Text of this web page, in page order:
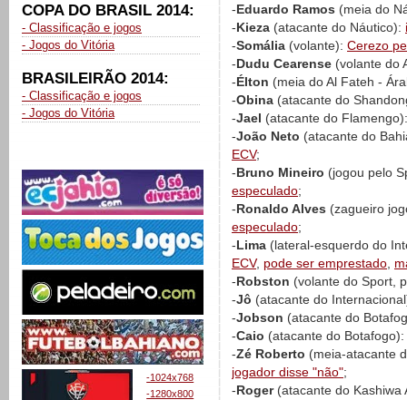
COPA DO BRASIL 2014:
- Classificação e jogos
- Jogos do Vitória
BRASILEIRÃO 2014:
- Classificação e jogos
- Jogos do Vitória
-1024x768
-1280x800
-Eduardo Ramos (meia do
-Kieza (atacante do Náutico):
-Somália (volante): Cerezo
-Dudu Cearense (volante do
-Élton (meia do Al Fateh -
-Obina (atacante do
-Jael (atacante do
-João Neto (atacante do
ECV;
-Bruno Mineiro (jogou pelo
especulado;
-Ronaldo Alves (zagueiro
especulado;
-Lima (lateral-esquerdo do
ECV, pode ser emprestado,
-Robston (volante do Sport,
-Jô (atacante do
-Jobson (atacante do
-Caio (atacante do Botafogo):
-Zé Roberto (meia-atacante
jogador disse "não";
-Roger(atacante do Kashiwa